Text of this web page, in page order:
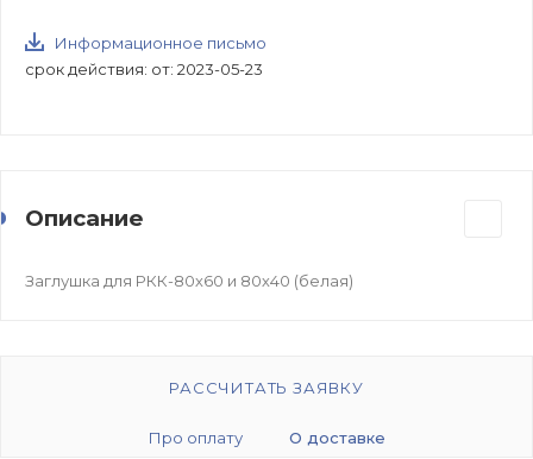
Информационное письмо
срок действия: от: 2023-05-23
Описание
Заглушка для РКК-80х60 и 80х40 (белая)
РАССЧИТАТЬ ЗАЯВКУ
Про оплату О доставке